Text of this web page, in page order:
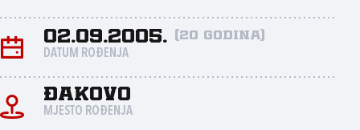
02.09.2005. (20 godina)
DATUM ROĐENJA
Đakovo
MJESTO ROĐENJA